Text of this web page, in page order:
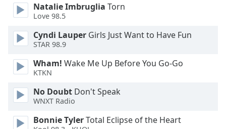
Opacity
Font
Size
Text
Edge
Style
Natalie Imbruglia Torn
Love 98.5
Cyndi Lauper Girls Just Want to Have Fun
STAR 98.9
Wham! Wake Me Up Before You Go-Go
KTKN
No Doubt Don't Speak
WNXT Radio
Bonnie TylerTotal Eclipse of the Heart